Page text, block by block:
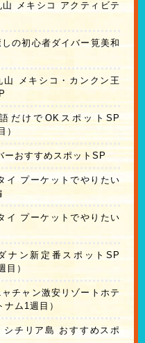
山 メキシコ アクティビテ
の初心者ダイバー筧美和
山 メキシコ・カンクン王
だけでOKスポットSP
）
ーおすすめスポットSP
イ プーケットでやりたい
イ プーケットでやりたい
ナン新定番スポットSP
目）
チャン激安リゾートホテ
ム1週目）
チリア島 おすすめスポ